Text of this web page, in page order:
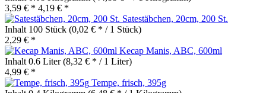
3,59 € * 4,19 € *
Satestäbchen, 20cm, 200 St.
Inhalt 100 Stück (0,02 € * / 1 Stück)
2,29 € *
Kecap Manis, ABC, 600ml
Inhalt 0.6 Liter(8,32 € * / 1 Liter)
4,99 € *
Tempe, frisch, 395g